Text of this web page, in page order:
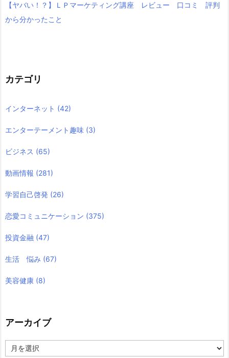
【ヤバい！？】ＬＰマーケティング講座 レビュー 口コミ 評判
から分かったこと
カテゴリ
インターネット (42)
エンターテーメント趣味 (3)
ビジネス (65)
動画情報 (281)
学習自己啓発 (26)
恋愛コミュニケーション (375)
投資金融 (47)
生活 悩み (67)
美容健康 (8)
アーカイブ
ー